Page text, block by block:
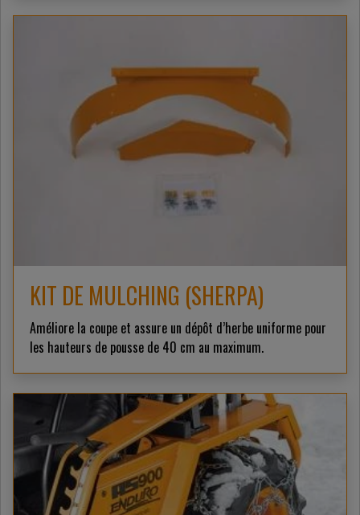
KIT DE MULCHING (SHERPA)
Améliore la coupe et assure un dépôt d’herbe uniforme pour
les hauteurs de pousse de 40 cm au maximum.